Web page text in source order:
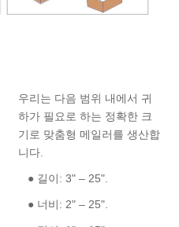
우리는 다음 범위 내에서 귀
하가 필요로 하는 정확한 크
기로 맞춤형 메일러를 생산합
니다.
● 길이: 3" – 25".
● 너비: 2" – 25".